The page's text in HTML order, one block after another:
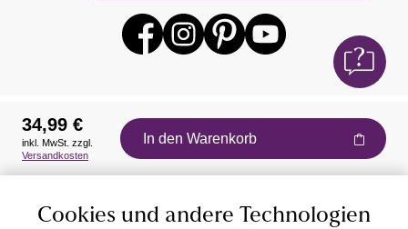
Auszeichnungen
34,99 €
inkl. MwSt. zzgl.
Versandkosten
In den Warenkorb
Cookies und andere Technologien